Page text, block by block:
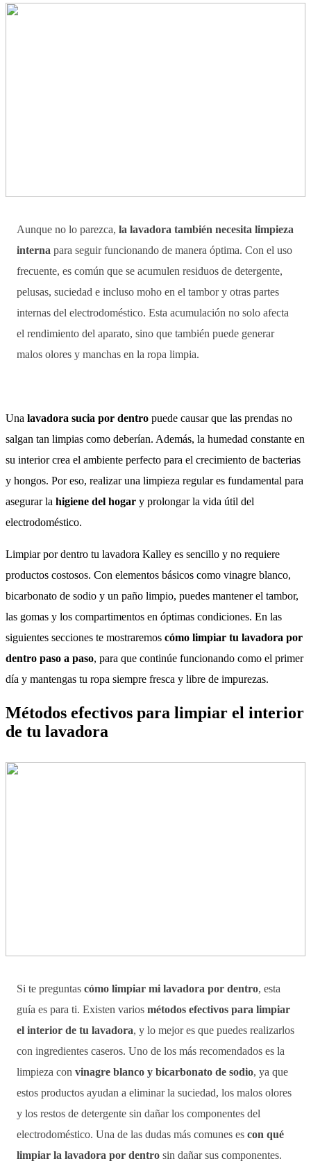
Aunque no lo parezca, la lavadora también necesita limpieza
interna para seguir funcionando de manera óptima. Con el uso
frecuente, es común que se acumulen residuos de detergente,
pelusas, suciedad e incluso moho en el tambor y otras partes
internas del electrodoméstico. Esta acumulación no solo afecta
el rendimiento del aparato, sino que también puede generar
malos olores y manchas en la ropa limpia.
Una lavadora sucia por dentro puede causar que las prendas no
salgan tan limpias como deberían. Además, la humedad constante en
su interior crea el ambiente perfecto para el crecimiento de bacterias
y hongos. Por eso, realizar una limpieza regular es fundamental para
asegurar la higiene del hogar y prolongar la vida útil del
electrodoméstico.
Limpiar por dentro tu lavadora Kalley es sencillo y no requiere
productos costosos. Con elementos básicos como vinagre blanco,
bicarbonato de sodio y un paño limpio, puedes mantener el tambor,
las gomas y los compartimentos en óptimas condiciones. En las
siguientes secciones te mostraremos cómo limpiar tu lavadora por
dentro paso a paso, para que continúe funcionando como el primer
día y mantengas tu ropa siempre fresca y libre de impurezas.
Métodos efectivos para limpiar el interior
de tu lavadora
Si te preguntas cómo limpiar mi lavadora por dentro, esta
guía es para ti. Existen varios métodos efectivos para limpiar
el interior de tu lavadora, y lo mejor es que puedes realizarlos
con ingredientes caseros. Uno de los más recomendados es la
limpieza con vinagre blanco y bicarbonato de sodio, ya que
estos productos ayudan a eliminar la suciedad, los malos olores
y los restos de detergente sin dañar los componentes del
electrodoméstico. Una de las dudas más comunes es con qué
limpiar la lavadora por dentro sin dañar sus componentes.